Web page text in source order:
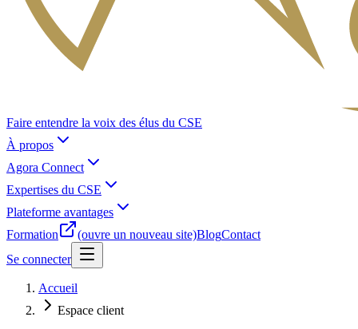
Faire entendre la voix des élus du CSE
À propos
Agora Connect
Expertises du CSE
Plateforme avantages
Formation
(ouvre un nouveau site)BlogContact
Se connecter
Accueil
Espace client